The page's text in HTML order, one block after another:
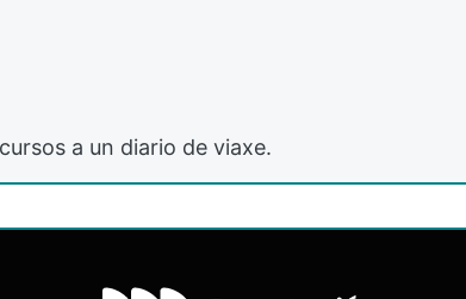
a un diario de viaxe.